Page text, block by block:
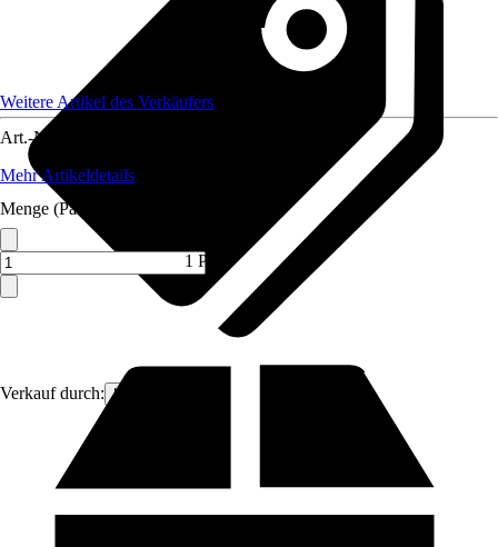
Verkauf durch: Hoortrade
Weitere Artikel des Verkäufers
Art.-Nr.
Mehr Artikeldetails
Menge (Pack)
1 Pack